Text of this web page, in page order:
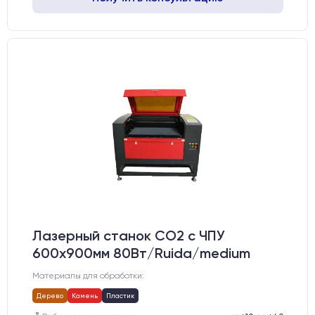
Лазерный станок CO2 c ЧПУ
600х900мм 80Вт/Ruida/medium
Материалы для обработки:
Дерево Камень Пластик